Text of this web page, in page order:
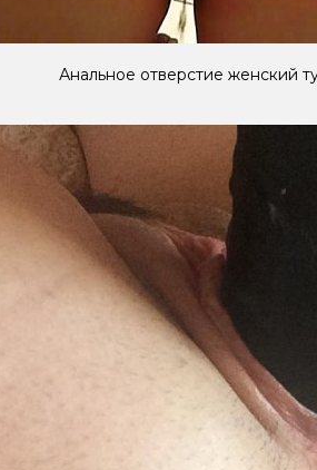
Анальное отверстие женский